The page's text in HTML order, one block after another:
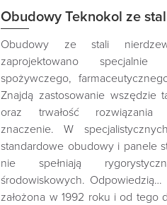
Obudowy Teknokol ze
Obudowy ze stali
zaprojektowano specjalnie
spożywczego,
Znajdą zastosowanie wszędzie
oraz trwałość rozwiązania
znaczenie. W
standardowe obudowy i panele
nie spełniają
środowiskowych. Odpowiedzią…
założona w 1992 roku i od tego